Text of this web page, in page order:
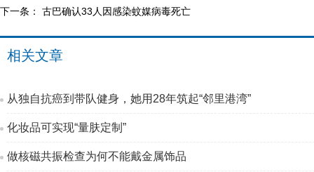
下一条： 古巴确认33人因感染蚊媒病毒死亡
相关文章
从独自抗癌到带队健身，她用28年筑起“邻里港湾”
化妆品可实现“量肤定制”
做核磁共振检查为何不能戴金属饰品